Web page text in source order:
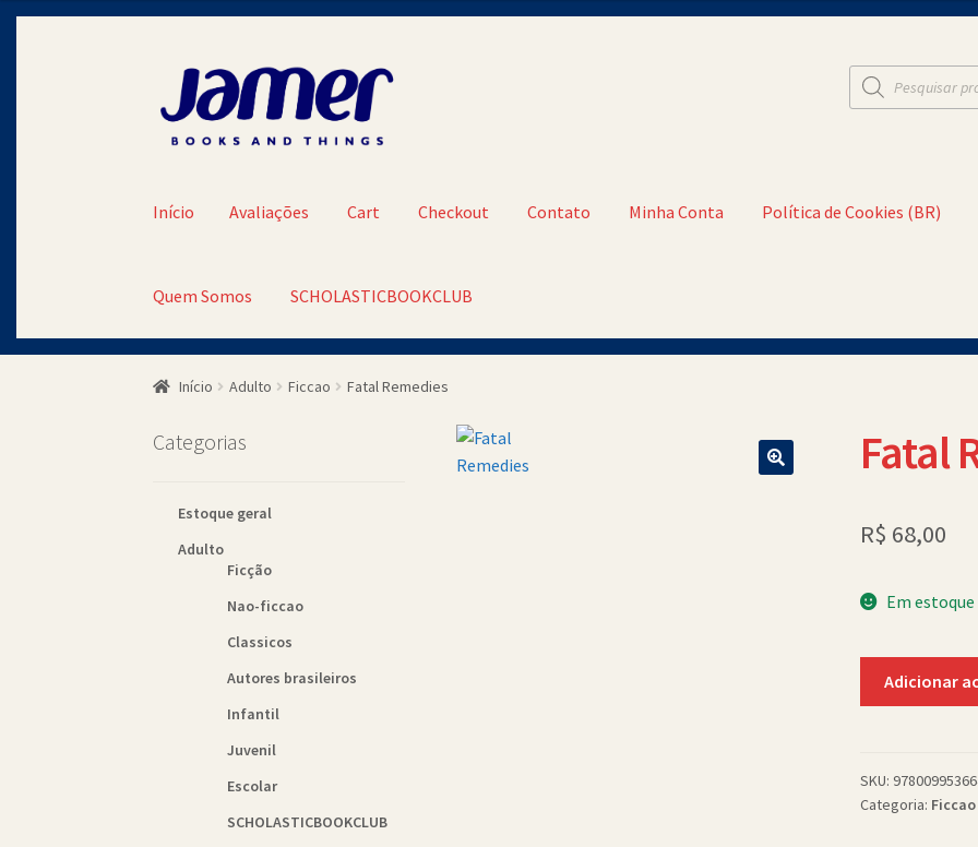
Pular
para
navegação
Pular
para
Pesquisar
produtos
Início Avaliações Cart Checkout Contato Minha Conta Política de Cookies (BR)
Quem Somos SCHOLASTICBOOKCLUB
Início Adulto Ficcao Fatal Remedies
Fatal
R$ 68,00
Em estoque
Adicionar
SKU:
Categoria: Ficcao
Categorias
Estoque geral
Adulto
Ficção
Nao-ficcao
Classicos
Autores brasileiros
Infantil
Juvenil
Escolar
SCHOLASTICBOOKCLUB